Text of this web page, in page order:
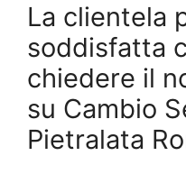
La clientela
soddisfatta
chiedere il
su Cambio
Pietralata